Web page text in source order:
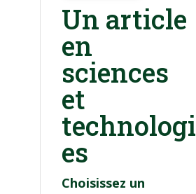
Un article
en
sciences
et
technologi
es
Choisissez un